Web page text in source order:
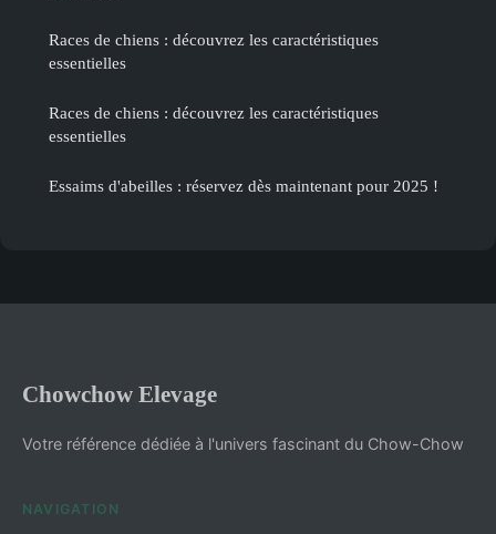
Races de chiens : découvrez les caractéristiques
essentielles
Races de chiens : découvrez les caractéristiques
essentielles
Essaims d'abeilles : réservez dès maintenant pour 2025 !
Chowchow Elevage
Votre référence dédiée à l'univers fascinant du Chow-Chow
NAVIGATION